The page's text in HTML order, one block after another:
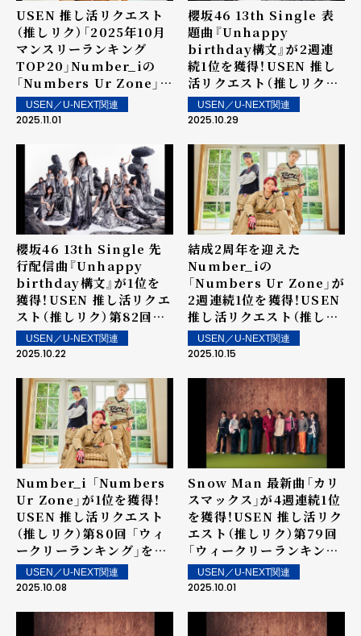
USEN 推し活リクエスト
（推しリク）「2025年10月
マンスリーランキング
TOP20」Number_iの
「Numbers Ur Zone」が
1位！最新作から合計4曲が
ランクイン！
USEN／U-NEXT関連
2025.11.01
櫻坂46 13th Single 表
題曲『Unhappy
birthday構文』が2週連
続1位を獲得！USEN 推し
活リクエスト（推しリク）
第83回 「ウィークリーラ
ンキング」を発表！～ 上位
内で配信！
USEN／U-NEXT関連
2025.10.29
櫻坂46 13th Single 先
行配信曲『Unhappy
birthday構文』が1位を
獲得！USEN 推し活リクエ
スト（推しリク）第82回
「ウィークリーランキン
グ」を発表！～ 上位ランク
信！
USEN／U-NEXT関連
2025.10.22
結成2周年を迎えた
Number_iの
「Numbers Ur Zone」が
2週連続1位を獲得！USEN
推し活リクエスト（推しリ
ク）第81回 「ウィークリー
ランキング」を発表！～ 上
店内で配信！
USEN／U-NEXT関連
2025.10.15
Number_i 「Numbers
Ur Zone」が1位を獲得！
USEN 推し活リクエスト
（推しリク）第80回 「ウィ
ークリーランキング」を発
表！～ 上位ランクイン楽曲
は街中・店内で配信！
USEN／U-NEXT関連
2025.10.08
Snow Man 最新曲「カリ
スマックス」が4週連続1位
を獲得！USEN 推し活リク
エスト（推しリク）第79回
「ウィークリーランキン
グ」を発表！～ 上位ランク
イン楽曲は街中・店内で配
USEN／U-NEXT関連
2025.10.01